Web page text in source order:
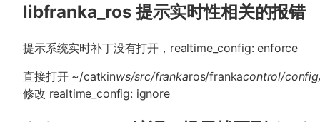
libfranka_ros 提示实时性相关的报错
提示系统实时补丁没有打开，realtime_config: enforce
直接打开 ~/catkinws/src/frankaros/frankacontrol/
修改 realtime_config: ignore